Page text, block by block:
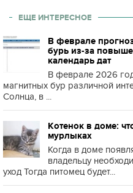
ЕЩЕ ИНТЕРЕСНОЕ
В феврале
бурь из-за
календарь дат
В феврале 2026
магнитных бур различной
Солнца, в ...
Котенок в доме:
мурлыках
Когда в доме
владельцу
уход Тогда питомец будет...